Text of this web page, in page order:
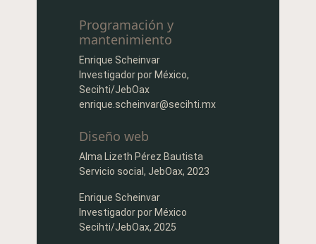
Programación y
mantenimiento
Enrique Scheinvar
Investigador por México,
Secihti/JebOax
enrique.scheinvar@secihti.mx
Diseño web
Alma Lizeth Pérez Bautista
Servicio social, JebOax, 2023
Enrique Scheinvar
Investigador por México
Secihti/JebOax, 2025